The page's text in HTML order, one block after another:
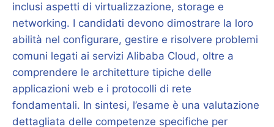
inclusi aspetti di virtualizzazione, storage e
networking. I candidati devono dimostrare la loro
abilità nel configurare, gestire e risolvere problemi
comuni legati ai servizi Alibaba Cloud, oltre a
comprendere le architetture tipiche delle
applicazioni web e i protocolli di rete
fondamentali. In sintesi, l’esame è una valutazione
dettagliata delle competenze specifiche per